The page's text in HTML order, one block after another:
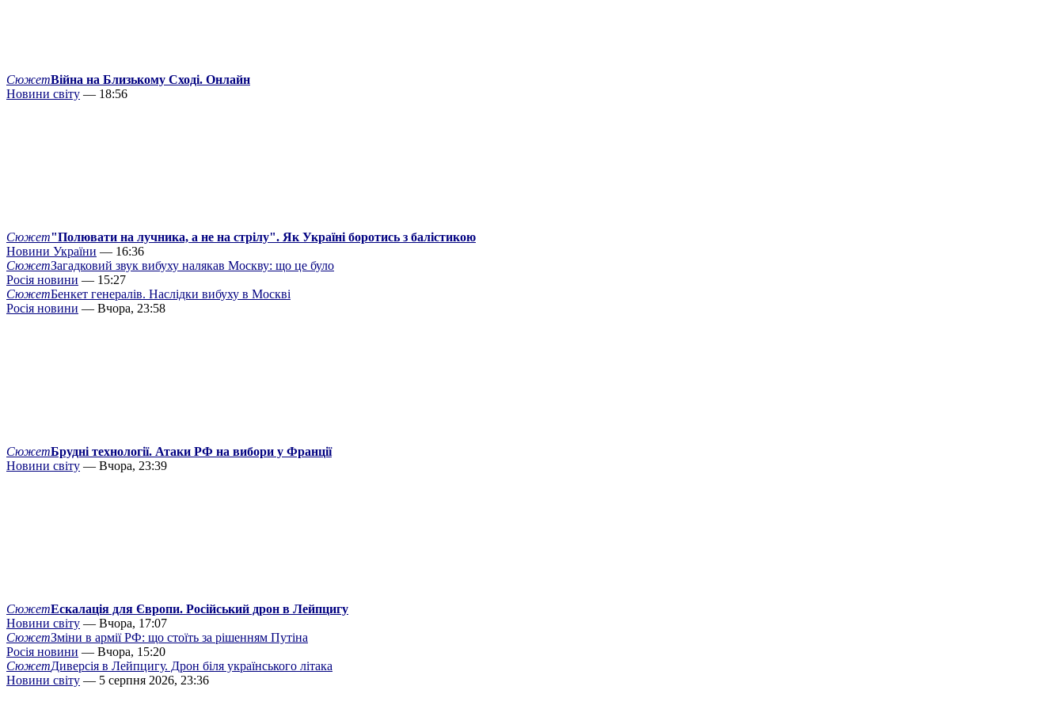
СюжетВійна на Близькому Сході. Онлайн
Новини світу — 18:56
Сюжет"Полювати на лучника, а не на стрілу". Як Україні боротись з балістикою
Новини України — 16:36
СюжетЗагадковий звук вибуху налякав Москву: що це було
Росія новини — 15:27
СюжетБенкет генералів. Наслідки вибуху в Москві
Росія новини — Вчора, 23:58
СюжетБрудні технології. Атаки РФ на вибори у Франції
Новини світу — Вчора, 23:39
СюжетЕскалація для Європи. Російський дрон в Лейпцигу
Новини світу — Вчора, 17:07
СюжетЗміни в армії РФ: що стоїть за рішенням Путіна
Росія новини — Вчора, 15:20
СюжетДиверсія в Лейпцигу. Дрон біля українського літака
Новини світу — 5 серпня 2026, 23:36